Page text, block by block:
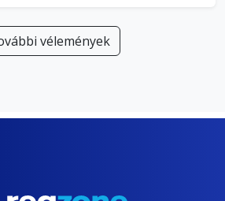
vélemények